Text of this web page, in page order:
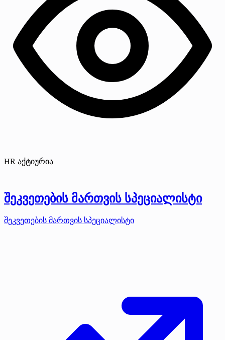
HR აქტიურია
შეკვეთების მართვის სპეციალისტი
შეკვეთების მართვის სპეციალისტი